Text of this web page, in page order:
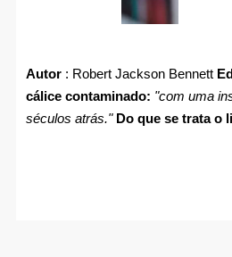
Autor : Robert Jackson Bennett
cálice contaminado: "com uma
séculos atrás." Do que se trata o